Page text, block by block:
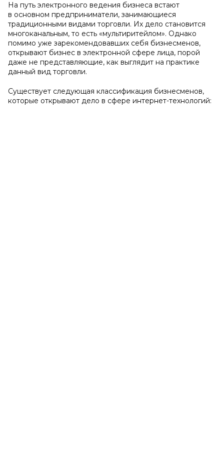
На путь электронного ведения бизнеса встают
в основном предприниматели, занимающиеся
традиционными видами торговли. Их дело становится
многоканальным, то есть «мультиритейлом». Однако
помимо уже зарекомендовавших себя бизнесменов,
открывают бизнес в электронной сфере лица, порой
даже не представляющие, как выглядит на практике
данный вид торговли.
Существует следующая классификация бизнесменов,
которые открывают дело в сфере интернет-технологий: